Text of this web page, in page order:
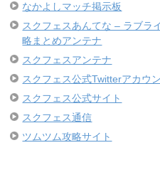
なかよしマッチ掲示板
スクフェスあんてな – ラブラ
略まとめアンテナ
スクフェスアンテナ
スクフェス公式Twitterアカウ
スクフェス公式サイト
スクフェス通信
ツムツム攻略サイト